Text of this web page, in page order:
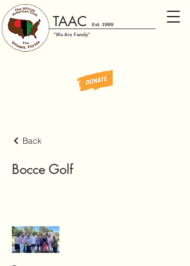
Est. 1999
TAAC
"We Are Family"
Back
Bocce Golf